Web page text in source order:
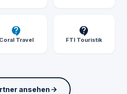
Coral Travel FTI Touristik
ansehen